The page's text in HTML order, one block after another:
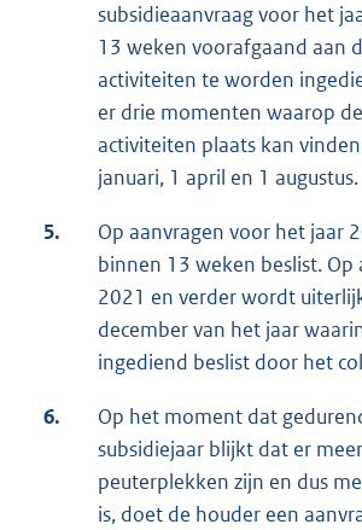
subsidieaanvraag voor het
13 weken voorafgaand aan
activiteiten te worden
er drie momenten waarop
activiteiten plaats kan
januari, 1 april en 1 augustus.
5.
Op aanvragen voor het jaar
binnen 13 weken beslist. Op
2021 en verder wordt
december van het jaar
ingediend beslist door het
6.
Op het moment dat
subsidiejaar blijkt dat er
peuterplekken zijn en dus
is, doet de houder een